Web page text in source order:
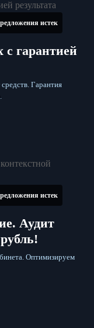
истек
с гарантией
Гарантия
истек
Аудит
Оптимизируем